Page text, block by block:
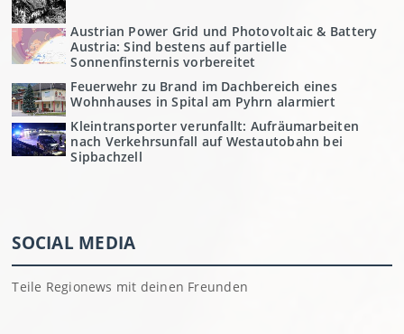
Austrian Power Grid und Photovoltaic & Battery
Austria: Sind bestens auf partielle
Sonnenfinsternis vorbereitet
Feuerwehr zu Brand im Dachbereich eines
Wohnhauses in Spital am Pyhrn alarmiert
Kleintransporter verunfallt: Aufräumarbeiten
nach Verkehrsunfall auf Westautobahn bei
Sipbachzell
SOCIAL MEDIA
Teile Regionews mit deinen Freunden